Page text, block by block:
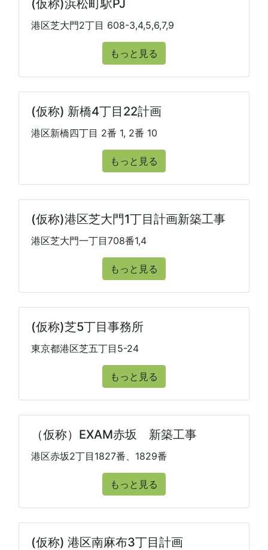
(仮称)浜松町駅PJ
港区芝大門2丁目 608-3,4,5,6,7,9
もっと見る
(仮称) 新橋4丁目22計画
港区新橋四丁目 2番 1, 2番 10
もっと見る
(仮称)港区芝大門1丁目計画新築工事
港区芝大門一丁目708番1,4
もっと見る
(仮称)芝5丁目事務所
東京都港区芝五丁目5-24
もっと見る
（仮称）EXAM赤坂 新築工事
港区赤坂2丁目1827番、1829番
もっと見る
(仮称) 港区南麻布3丁目計画